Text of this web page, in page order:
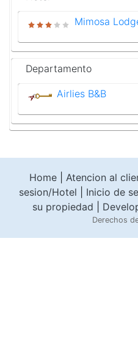
Mimosa
Departamento
Airlies B&B
Home Atencion al
sesion/Hotel
Inicio de
su propiedad
Derechos